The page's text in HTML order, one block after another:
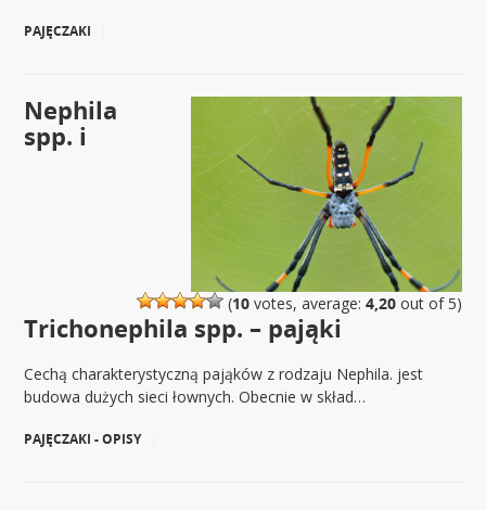
PAJĘCZAKI
(10votes, average: 4,20out of 5)
Nephila
spp. i
Trichonephila spp. – pająki
Cechą charakterystyczną pająków z rodzaju Nephila. jest
budowa dużych sieci łownych. Obecnie w skład…
PAJĘCZAKI - OPISY